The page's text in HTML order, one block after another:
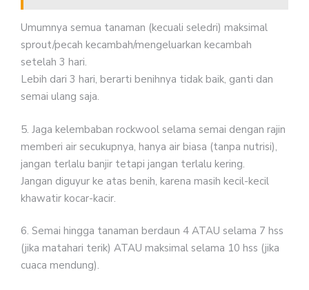
Umumnya semua tanaman (kecuali seledri) maksimal
sprout/pecah kecambah/mengeluarkan kecambah
setelah 3 hari.
Lebih dari 3 hari, berarti benihnya tidak baik, ganti dan
semai ulang saja.
5. Jaga kelembaban rockwool selama semai dengan rajin
memberi air secukupnya, hanya air biasa (tanpa nutrisi),
jangan terlalu banjir tetapi jangan terlalu kering.
Jangan diguyur ke atas benih, karena masih kecil-kecil
khawatir kocar-kacir.
6. Semai hingga tanaman berdaun 4 ATAU selama 7 hss
(jika matahari terik) ATAU maksimal selama 10 hss (jika
cuaca mendung).